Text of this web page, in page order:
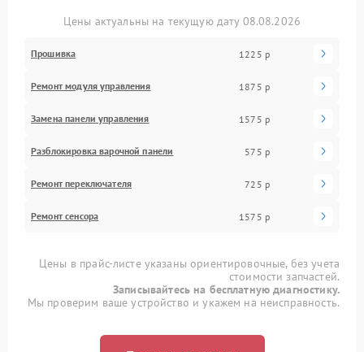
Цены актуальны на текущую дату 08.08.2026
Прошивка 1225 р
Ремонт модуля управления 1875 р
Замена панели управления 1575 р
Разблокировка варочной панели 575 р
Ремонт переключателя 725 р
Ремонт сенсора 1575 р
Цены в прайс-листе указаны ориентировочные, без учета
стоимости запчастей.
Записывайтесь на бесплатную диагностику.
Мы проверим ваше устройство и укажем на неисправность.